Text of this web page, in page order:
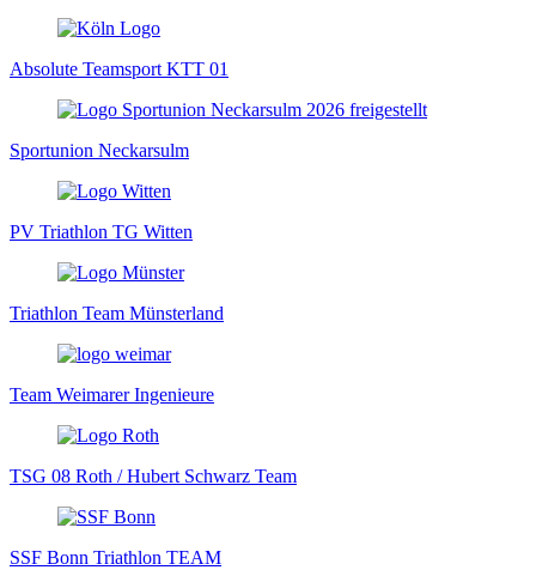
Absolute Teamsport KTT 01
Sportunion Neckarsulm
PV Triathlon TG Witten
Triathlon Team Münsterland
Team Weimarer Ingenieure
TSG 08 Roth / Hubert Schwarz Team
SSF Bonn Triathlon TEAM